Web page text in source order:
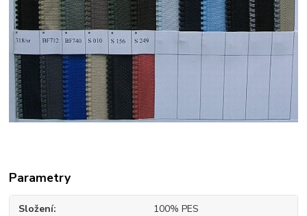
Parametry
Složení 100% PES